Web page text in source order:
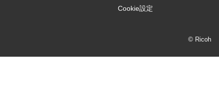
Cookie設定
© Ricoh